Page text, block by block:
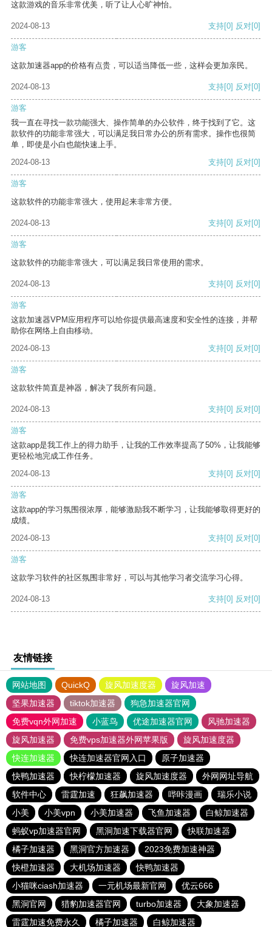
这款游戏的音乐非常优美，听了让人心旷神怡。
2024-08-13 支持[0] 反对[0]
游客
这款加速器app的价格有点贵，可以适当降低一些，这样会更加亲民。
2024-08-13 支持[0] 反对[0]
游客
我一直在寻找一款功能强大、操作简单的办公软件，终于找到了它。这
款软件的功能非常强大，可以满足我日常办公的所有需求。操作也很简
单，即使是小白也能快速上手。
2024-08-13
支持[0] 反对[0]
游客
这款软件的功能非常强大，使用起来非常方便。
2024-08-13 支持[0] 反对[0]
游客
这款软件的功能非常强大，可以满足我日常使用的需求。
2024-08-13 支持[0] 反对[0]
游客
这款加速器VPM应用程序可以给你提供最高速度和安全性的连接，并帮
助你在网络上自由移动。
2024-08-13
支持[0] 反对[0]
游客
这款软件简直是神器，解决了我所有问题。
2024-08-13 支持[0] 反对[0]
游客
这款app是我工作上的得力助手，让我的工作效率提高了50%，让我能够
更轻松地完成工作任务。
2024-08-13
支持[0] 反对[0]
游客
这款app的学习氛围很浓厚，能够激励我不断学习，让我能够取得更好的
成绩。
2024-08-13
支持[0] 反对[0]
游客
这款学习软件的社区氛围非常好，可以与其他学习者交流学习心得。
2024-08-13 支持[0] 反对[0]
友情链接
网站地图 QuickQ 旋风加速度器
旋风加速
坚果加速器
tiktok加速器
狗急加速器官网
免费vqn外网加速
小蓝鸟 优途加速器官网
风驰加速器
旋风加速器
免费vps加速器外网苹果版
旋风加速度器
快连加速器
快连加速器官网入口
原子加速器
快鸭加速器
快柠檬加速器 旋风加速度器
外网网址导航
软件中心
雷霆加速 狂飙加速器 哔咔漫画
瑞乐小说
小美
小美vpn 小美加速器 飞鱼加速器
白鲸加速器
蚂蚁vp加速器官网
黑洞加速下载器官网
快联加速器
橘子加速器
黑洞官方加速器
2023免费加速神器
快橙加速器
大机场加速器
快鸭加速器
小猫咪ciash加速器
一元机场最新官网
优云666
黑洞官网
猎豹加速器官网 turbo加速器
大象加速器
雷霆加速免费永久
橘子加速器 白鲸加速器